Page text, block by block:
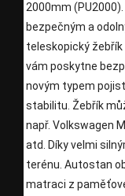
2000mm
bezpečným a
teleskopický žebřík
vám poskytne
novým typem
stabilitu. Žebřík
např. Volkswagen
atd. Díky velmi
terénu. Autostan
matraci z